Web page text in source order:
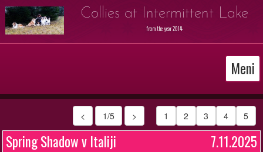
Collies at Intermittent Lake
from the year 2014
Meni
< 1/5 > 1 2 3 4 5
Spring Shadow v Italiji 7.11.2025